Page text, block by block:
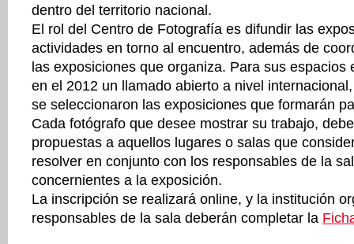
dentro del territorio nacional.
El rol del Centro de Fotografía es difundir las
actividades en torno al encuentro, además de
las exposiciones que organiza. Para sus espacios
en el 2012 un llamado abierto a nivel
se seleccionaron las exposiciones que formarán
Cada fotógrafo que desee mostrar su trabajo,
propuestas a aquellos lugares o salas que
resolver en conjunto con los responsables de la
concernientes a la exposición.
La inscripción se realizará online, y la institución
responsables de la sala deberán completar la